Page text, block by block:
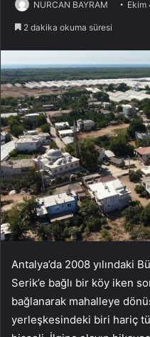
NURCAN BAYRAM Ekim
2 dakika okuma süresi
Antalya’da 2008 yılındaki
Serik’e bağlı bir köy iken
bağlanarak mahalleye
yerleşkesindeki biri hariç